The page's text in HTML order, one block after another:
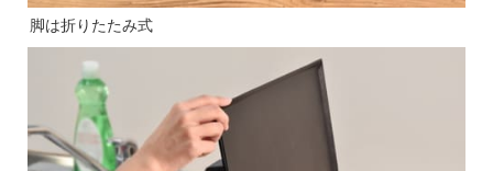
脚は折りたたみ式